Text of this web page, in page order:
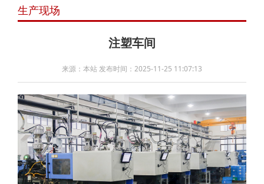
生产现场
注塑车间
来源：本站 发布时间：2025-11-25 11:07:13